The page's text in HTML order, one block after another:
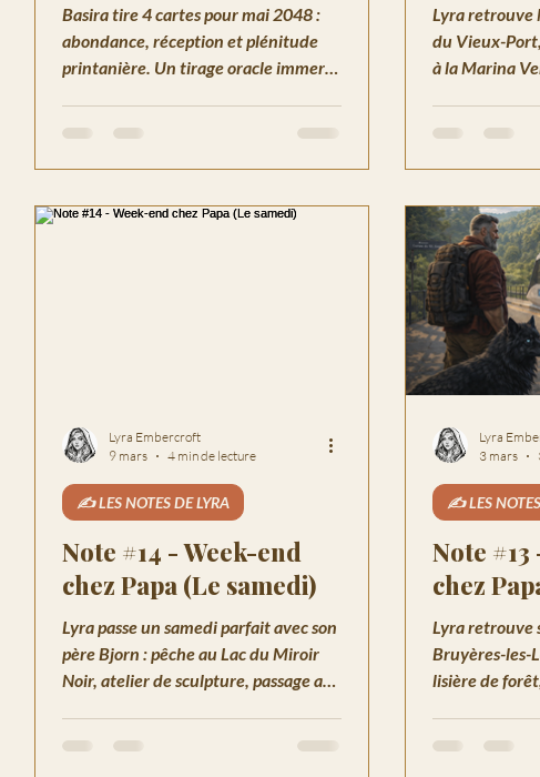
Basira tire 4 cartes pour mai 2048 :
abondance, réception et plénitude
printanière. Un tirage oracle immersif
Lyra retrouve
du Vieux-
à la Marina
Note #14 - Week-end
chez Papa (Le samedi)
Lyra passe un samedi parfait avec son
père Bjorn : pêche au Lac du Miroir
Noir, atelier de sculpture, passage au
✍️ LES NOTES DE LYRA
Lyra Embercroft
9 mars
4 min de lecture
Note
chez
Lyra retrouve
Bruyères-les-
lisière de
✍️ LES
Lyra
3 mars